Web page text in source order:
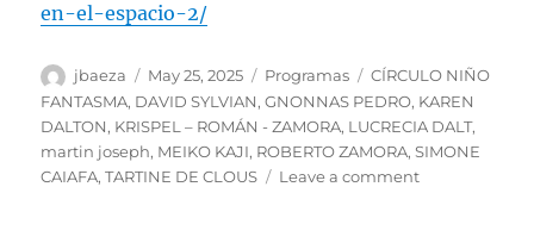
en-el-espacio-2/
Author
jbaeza
Posted
on
May 25, 2025 Categories
Programas Tags
CÍRCULO NIÑO
FANTASMA, DAVID SYLVIAN,GNONNAS PEDRO, KAREN
DALTON, KRISPEL – ROMÁN - ZAMORA, LUCRECIA DALT,
martin joseph, MEIKO KAJI, ROBERTO ZAMORA,SIMONE
CAIAFA,TARTINE DE CLOUS Leave a commenton